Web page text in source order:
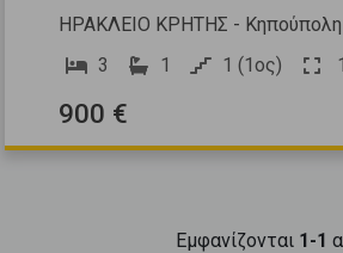
ΗΡΑΚΛΕΙΟ ΚΡΗΤΗΣ - Κηπούπολη
3
1 1 (1ος)
900 €
Εμφανίζονται 1-1